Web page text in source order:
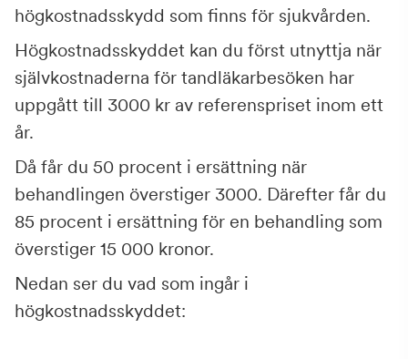
högkostnadsskydd som finns för sjukvården.
Högkostnadsskyddet kan du först utnyttja när
självkostnaderna för tandläkarbesöken har
uppgått till 3000 kr av referenspriset inom ett
år.
Då får du 50 procent i ersättning när
behandlingen överstiger 3000. Därefter får du
85 procent i ersättning för en behandling som
överstiger 15 000 kronor.
Nedan ser du vad som ingår i
högkostnadsskyddet: